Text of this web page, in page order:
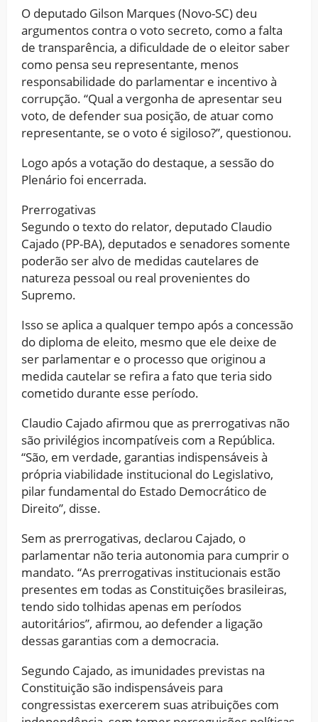
O deputado Gilson Marques (Novo-SC) deu
argumentos contra o voto secreto, como a falta
de transparência, a dificuldade de o eleitor saber
como pensa seu representante, menos
responsabilidade do parlamentar e incentivo à
corrupção. “Qual a vergonha de apresentar seu
voto, de defender sua posição, de atuar como
representante, se o voto é sigiloso?”, questionou.
Logo após a votação do destaque, a sessão do
Plenário foi encerrada.
Prerrogativas
Segundo o texto do relator, deputado Claudio
Cajado (PP-BA), deputados e senadores somente
poderão ser alvo de medidas cautelares de
natureza pessoal ou real provenientes do
Supremo.
Isso se aplica a qualquer tempo após a concessão
do diploma de eleito, mesmo que ele deixe de
ser parlamentar e o processo que originou a
medida cautelar se refira a fato que teria sido
cometido durante esse período.
Claudio Cajado afirmou que as prerrogativas não
são privilégios incompatíveis com a República.
“São, em verdade, garantias indispensáveis à
própria viabilidade institucional do Legislativo,
pilar fundamental do Estado Democrático de
Direito”, disse.
Sem as prerrogativas, declarou Cajado, o
parlamentar não teria autonomia para cumprir o
mandato. “As prerrogativas institucionais estão
presentes em todas as Constituições brasileiras,
tendo sido tolhidas apenas em períodos
autoritários”, afirmou, ao defender a ligação
dessas garantias com a democracia.
Segundo Cajado, as imunidades previstas na
Constituição são indispensáveis para
congressistas exercerem suas atribuições com